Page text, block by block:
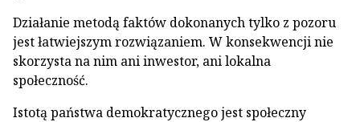
Działanie metodą faktów dokonanych tylko z pozoru
jest łatwiejszym rozwiązaniem. W konsekwencji nie
skorzysta na nim ani inwestor, ani lokalna
społeczność.
Istotą państwa demokratycznego jest społeczny